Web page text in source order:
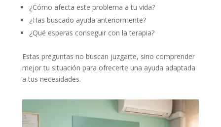
¿Cómo afecta este problema a tu vida?
¿Has buscado ayuda anteriormente?
¿Qué esperas conseguir con la terapia?
Estas preguntas no buscan juzgarte, sino comprender
mejor tu situación para ofrecerte una ayuda adaptada
a tus necesidades.